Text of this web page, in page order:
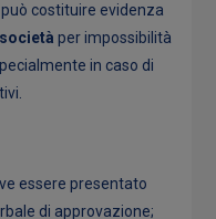
costituire evidenza
per impossibilità
in caso di
essere presentato
di approvazione;